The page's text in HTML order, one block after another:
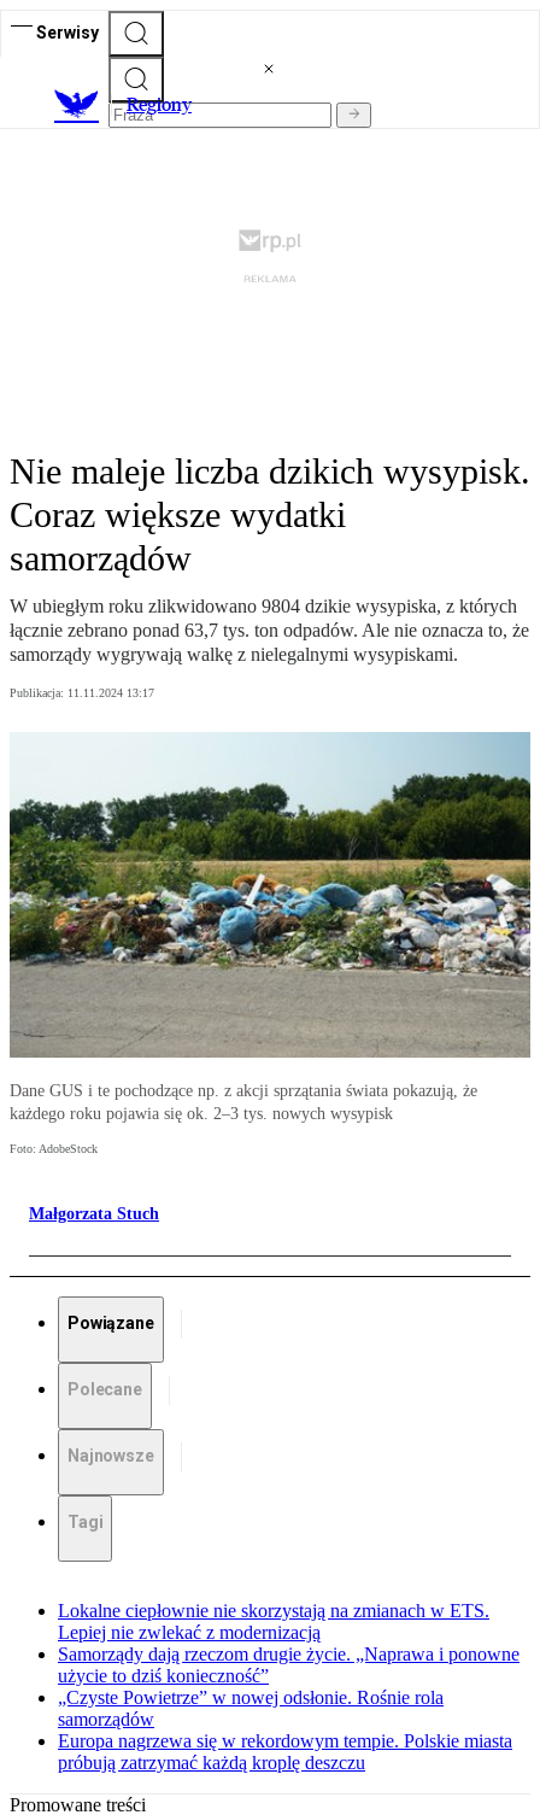
Serwisy
Regiony
Nie maleje liczba dzikich wysypisk.
Coraz większe wydatki
samorządów
W ubiegłym roku zlikwidowano 9804 dzikie wysypiska, z których
łącznie zebrano ponad 63,7 tys. ton odpadów. Ale nie oznacza to, że
samorządy wygrywają walkę z nielegalnymi wysypiskami.
Publikacja: 11.11.2024 13:17
Dane GUS i te pochodzące np. z akcji sprzątania świata pokazują, że
każdego roku pojawia się ok. 2–3 tys. nowych wysypisk
Foto: AdobeStock
Małgorzata Stuch
Powiązane
Polecane
Najnowsze
Tagi
Lokalne ciepłownie nie skorzystają na zmianach w ETS.
Lepiej nie zwlekać z modernizacją
Samorządy dają rzeczom drugie życie. „Naprawa i ponowne
użycie to dziś konieczność”
„Czyste Powietrze” w nowej odsłonie. Rośnie rola
samorządów
Europa nagrzewa się w rekordowym tempie. Polskie miasta
próbują zatrzymać każdą kroplę deszczu
Promowane treści